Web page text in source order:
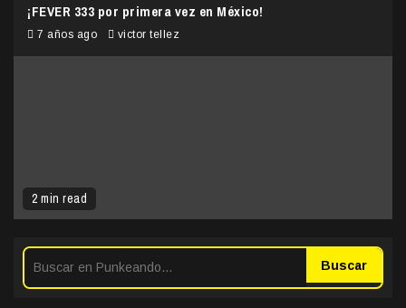
2 min read
¡FEVER 333 por primera vez en México!
7 años ago victor tellez
Buscar